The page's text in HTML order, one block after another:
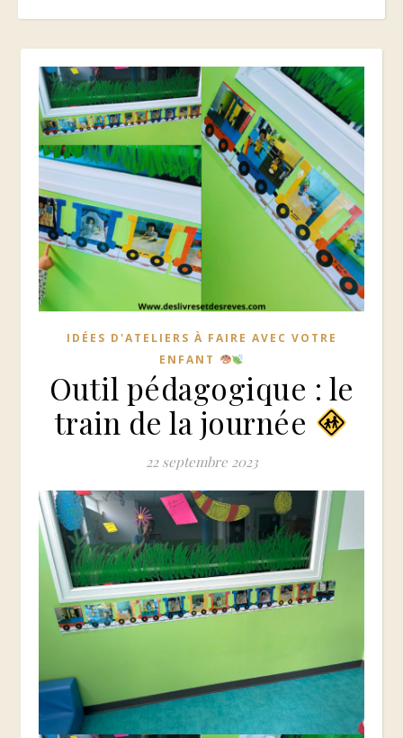
IDÉES D'ATELIERS À FAIRE AVEC VOTRE
ENFANT
Outil pédagogique : le
train de la journée
22 septembre 2023